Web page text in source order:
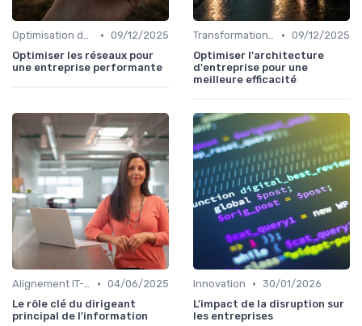
Optimisation des infrastructures IT • 09/12/2025
Optimiser les réseaux pour
une entreprise performante
Transformation digitale • 09/12/2025
Optimiser l'architecture
d'entreprise pour une
meilleure efficacité
Alignement IT-business • 04/06/2025
Le rôle clé du dirigeant
principal de l'information
Innovation • 30/01/2026
L'impact de la disruption sur
les entreprises